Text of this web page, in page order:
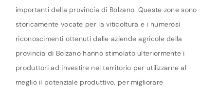
importanti della provincia di Bolzano. Queste zone sono
storicamente vocate per la viticoltura e i numerosi
riconoscimenti ottenuti dalle aziende agricole della
provincia di Bolzano hanno stimolato ulteriormente i
produttori ad investire nel territorio per utilizzarne al
meglio il potenziale produttivo, per migliorare